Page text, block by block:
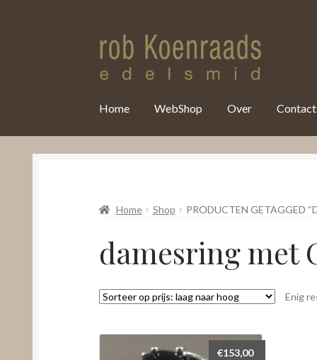
Home WebShop Over Contact
Home Shop PRODUCTEN GETAGGED
damesring met
Enig
€153,00